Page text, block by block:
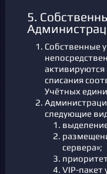
5.
Собственные
активируются
списания
Учётных
следующие
сервера»;
VIP-пакет